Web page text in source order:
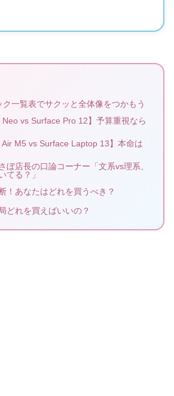
一覧表でサクッと全体像をつかもう
Neo vs Surface Pro 12】予算重視なら
Air M5 vs Surface Laptop 13】本命は
ぼ店長の口論コーナー「文系vs理系、
てる？」
！あなたはどれを買うべき？
どれを買えばいいの？